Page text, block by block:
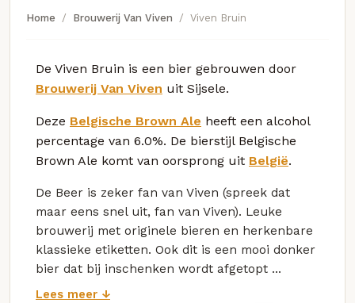
Home Brouwerij Van Viven Viven Bruin
De Viven Bruin is een bier gebrouwen door
Brouwerij Van Viven uit Sijsele.
Deze Belgische Brown Ale heeft een alcohol
percentage van 6.0%. De bierstijl Belgische
Brown Ale komt van oorsprong uit België.
De Beer is zeker fan van Viven (spreek dat
maar eens snel uit, fan van Viven). Leuke
brouwerij met originele bieren en herkenbare
klassieke etiketten. Ook dit is een mooi donker
bier dat bij inschenken wordt afgetopt ...
Lees meer ↓